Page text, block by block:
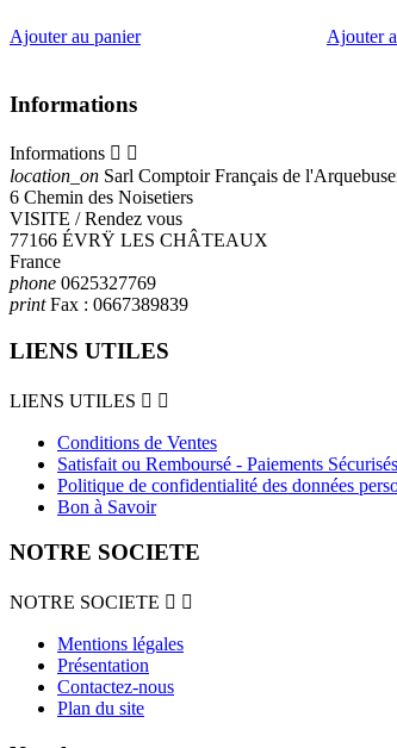
Ajouter au panier Ajouter
Informations
Informations  
location_on Sarl Comptoir Français de
6 Chemin des Noisetiers
VISITE / Rendez vous
77166 ÉVRŸ LES CHÂTEAUX
France
phone 0625327769
printFax : 0667389839
LIENS UTILES
LIENS UTILES  
Conditions de Ventes
Satisfait ou Remboursé - Paiements Sécurisés
Politique de confidentialité des données
Bon à Savoir
NOTRE SOCIETE
NOTRE SOCIETE  
Mentions légales
Présentation
Contactez-nous
Plan du site